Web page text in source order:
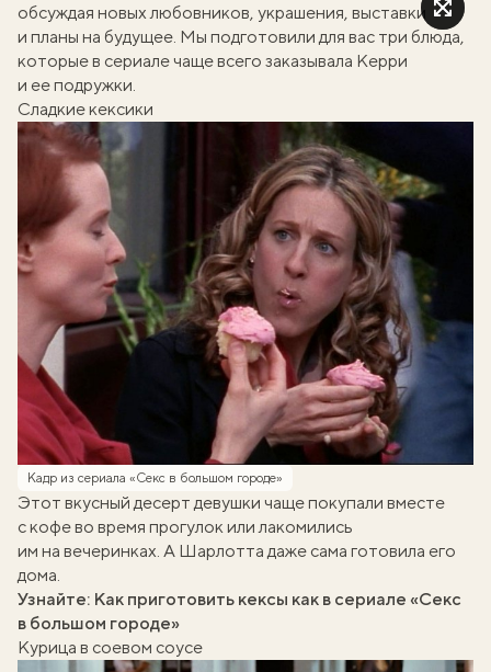
обсуждая новых любовников, украшения, выставки
и планы на будущее. Мы подготовили для вас три блюда,
которые в сериале чаще всего заказывала Керри
и ее подружки.
Сладкие кексики
Кадр из сериала «Секс в большом городе»
Этот вкусный десерт девушки чаще покупали вместе
с кофе во время прогулок или лакомились
им на вечеринках. А Шарлотта даже сама готовила его
дома.
Узнайте: Как приготовить кексы как в сериале «Секс
в большом городе»
Курица в соевом соусе